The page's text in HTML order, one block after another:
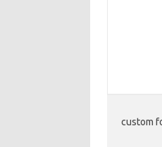
custom